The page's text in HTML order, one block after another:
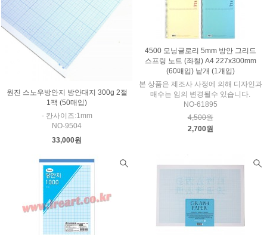
원진 스노우방안지 방안대지 300g 2절
1팩 (50매입)
- 칸사이즈:1mm
NO-9504
33,000원
4500 모닝글로리 5mm 방안 그리드
스프링 노트 (좌철) A4 227x300mm
(60매입) 낱개 (1개입)
본 상품은 제조사 사정에 의해 디자인과
매수는 임의 변경될수 있습니다.
NO-61895
4,500원
2,700원